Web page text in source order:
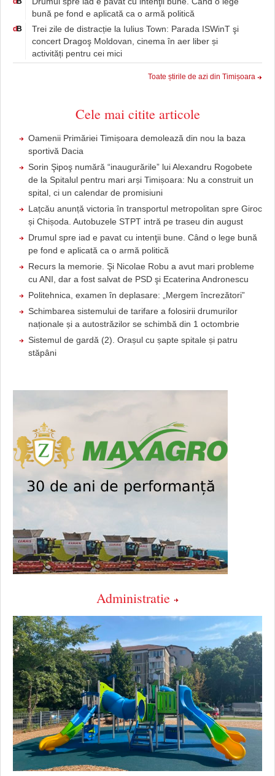
bună pe fond e aplicată ca o armă politică
d B
Trei zile de distracție la Iulius Town: Parada ISWinT şi
concert Dragoş Moldovan, cinema în aer liber și
activități pentru cei mici
Toate știrile de azi din Timișoara
Cele mai citite articole
Oamenii Primăriei Timișoara demolează din nou la baza
sportivă Dacia
Sorin Şipoş numără “inaugurările” lui Alexandru Rogobete
de la Spitalul pentru mari arși Timișoara: Nu a construit un
spital, ci un calendar de promisiuni
Lațcău anunță victoria în transportul metropolitan spre Giroc
și Chișoda. Autobuzele STPT intră pe traseu din august
Drumul spre iad e pavat cu intenţii bune. Când o lege bună
pe fond e aplicată ca o armă politică
Recurs la memorie. Şi Nicolae Robu a avut mari probleme
cu ANI, dar a fost salvat de PSD şi Ecaterina Andronescu
Politehnica, examen în deplasare: „Mergem încrezători”
Schimbarea sistemului de tarifare a folosirii drumurilor
naționale și a autostrăzilor se schimbă din 1 octombrie
Sistemul de gardă (2). Orașul cu șapte spitale și patru
stăpâni
Administratie